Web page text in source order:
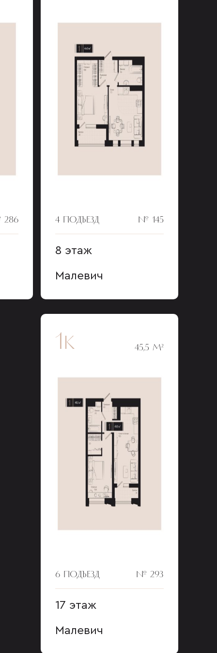
4 ПОДЪЕЗД № 145
8 этаж
Малевич
1к 45,5 М²
6 ПОДЪЕЗД № 293
17 этаж
Малевич